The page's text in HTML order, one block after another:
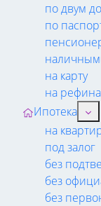
по двум
по
на карту
на
Ипотека
на
под залог
без
без
без